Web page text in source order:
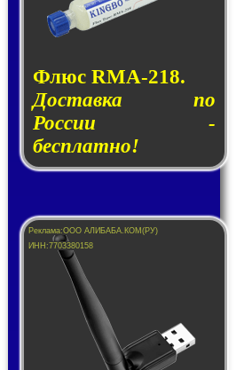
Флюс RMA-218.
Доставка по
России -
бесплатно!